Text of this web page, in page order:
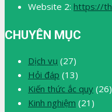
Website 2: https://
CHUYÊN MỤC
Dịch vụ (27)
Hỏi đáp (13)
Kiến thức ắc quy (26)
Kinh nghiệm (21)